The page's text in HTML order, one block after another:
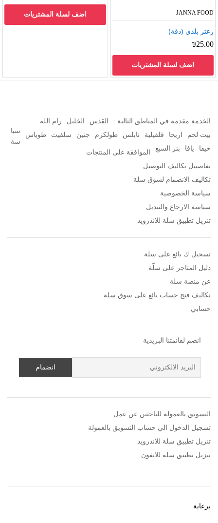
JANNA FOOD
زعتر بلدي (دقة)
₪25.00
اضف لسلة المشتريات
اضف لسلة المشتريات
الخدمة مقدمة في المناطق التالية : القدس الخليل
رام الله
بيت لحم
اريحا قلقيلية نابلس طولكرم جنين سلفيت
طوباس
حيفا
يافا بئر السبع
سيا
سة
الموافقة على المنتجات
تفاصييل تكاليف التوصيل
تكاليف الانضمام لسوق سلة
سياسة الخصوصية
سياسة الارجاع والتبديل
تنزيل تطبيق سلة للاندرويد
تسجيل ك بائع على سلة
دليل المتاجر على سلّة
عن منصة سلة
تكاليف فتح حساب بائع على سوق سلة
حسابي
انضم لقائمتنا البريدية
التسويق بالعمولة للباحثين عن عمل
تسجيل الدخول الي حساب التسويق بالعمولة
تنزيل تطبيق سلة للاندرويد
تنزيل تطبيق سلة للايفون
برعاية